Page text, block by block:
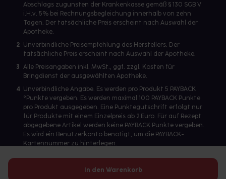
In den Warenkorb
Abschlags zugunsten der Krankenkasse gemäß § 130 SGB V
i.H.v. 5% bei Rechnungsbegleichung innerhalb von zehn
Tagen. Der tatsächliche Preis erscheint nach Auswahl der
Apotheke.
2 Unverbindliche Preisempfehlung des Herstellers. Der
tatsächliche Preis erscheint nach Auswahl der Apotheke.
3 Alle Preisangaben inkl. MwSt., ggf. zzgl. Kosten für
Bringdienst der ausgewählten Apotheke.
4 Unverbindliche Angabe. Es werden pro Produkt 5 PAYBACK
°Punkte vergeben. Es werden maximal 100 PAYBACK Punkte
pro Produkt ausgegeben. Eine Punktegutschrift erfolgt nur
für Produkte mit einem Einzelpreis ab 2 Euro. Für auf Rezept
abgegebene Artikel werden keine PAYBACK Punkte vergeben.
Es wird ein Benutzerkonto benötigt, um die PAYBACK-
Kartennummer zu hinterlegen.